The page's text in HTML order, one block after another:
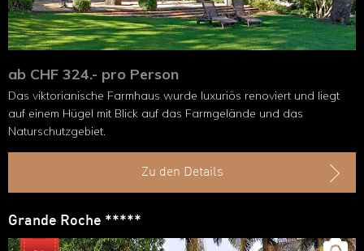
ab CHF 324.- pro Person
Das viktorianische Farmhaus wurde luxuriös renoviert und liegt
auf einem Hügel mit Blick auf das Farmgelände und das
Naturschutzgebiet.
Zu den Details
Grande Roche *****